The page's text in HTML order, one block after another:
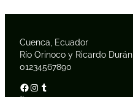
Cuenca, Ecuador
Río Orinoco y Ricardo Durán
01234567890
Facebook Instagram Tumblr